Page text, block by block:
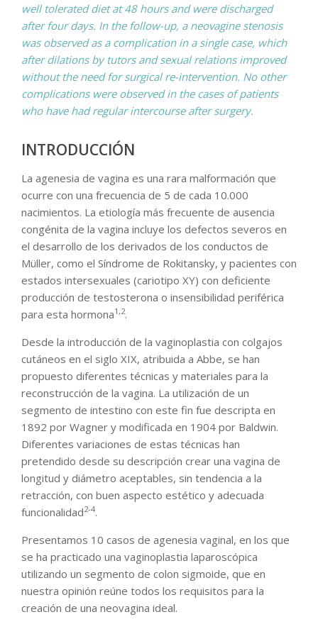
well tolerated diet at 48 hours and were discharged
after four days. In the follow-up, a neovagine stenosis
was observed as a complication in a single case, which
after dilations by tutors and sexual relations improved
without the need for surgical re-intervention. No other
complications were observed in the cases of patients
who have had regular intercourse after surgery.
INTRODUCCIÓN
La agenesia de vagina es una rara malformación que
ocurre con una frecuencia de 5 de cada 10.000
nacimientos. La etiología más frecuente de ausencia
congénita de la vagina incluye los defectos severos en
el desarrollo de los derivados de los conductos de
Müller, como el Síndrome de Rokitansky, y pacientes con
estados intersexuales (cariotipo XY) con deficiente
producción de testosterona o insensibilidad periférica
para esta hormona1,2.
Desde la introducción de la vaginoplastia con colgajos
cutáneos en el siglo XIX, atribuida a Abbe, se han
propuesto diferentes técnicas y materiales para la
reconstrucción de la vagina. La utilización de un
segmento de intestino con este fin fue descripta en
1892 por Wagner y modificada en 1904 por Baldwin.
Diferentes variaciones de estas técnicas han
pretendido desde su descripción crear una vagina de
longitud y diámetro aceptables, sin tendencia a la
retracción, con buen aspecto estético y adecuada
funcionalidad2-4.
Presentamos 10 casos de agenesia vaginal, en los que
se ha practicado una vaginoplastia laparoscópica
utilizando un segmento de colon sigmoide, que en
nuestra opinión reúne todos los requisitos para la
creación de una neovagina ideal.